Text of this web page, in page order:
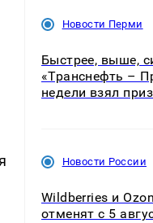
Новости Перми
Быстрее, выше,
«Транснефть –
недели взял
Новости России
Wildberries и
отменят с 5